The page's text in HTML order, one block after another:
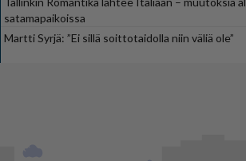
satamapaikoissa
Martti Syrjä: ”Ei sillä soittotaidolla niin väliä ole”